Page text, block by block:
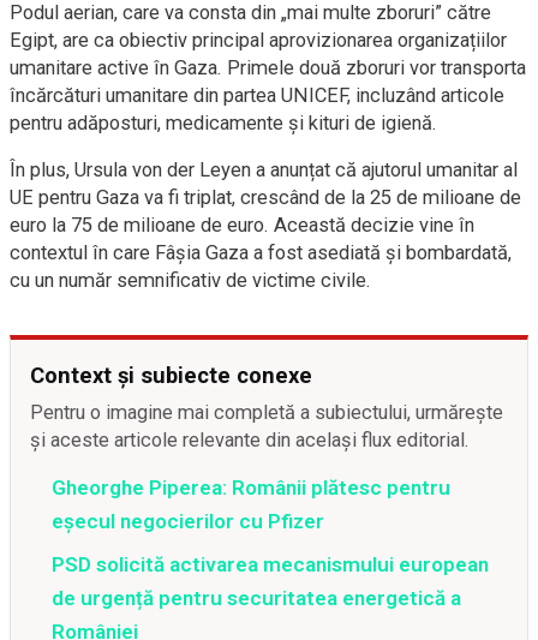
Podul aerian, care va consta din „mai multe zboruri” către
Egipt, are ca obiectiv principal aprovizionarea organizațiilor
umanitare active în Gaza. Primele două zboruri vor transporta
încărcături umanitare din partea UNICEF, incluzând articole
pentru adăposturi, medicamente și kituri de igienă.
În plus, Ursula von der Leyen a anunțat că ajutorul umanitar al
UE pentru Gaza va fi triplat, crescând de la 25 de milioane de
euro la 75 de milioane de euro. Această decizie vine în
contextul în care Fâșia Gaza a fost asediată și bombardată,
cu un număr semnificativ de victime civile.
Context și subiecte conexe
Pentru o imagine mai completă a subiectului, urmărește
și aceste articole relevante din același flux editorial.
Gheorghe Piperea: Românii plătesc pentru
eșecul negocierilor cu Pfizer
PSD solicită activarea mecanismului european
de urgență pentru securitatea energetică a
României